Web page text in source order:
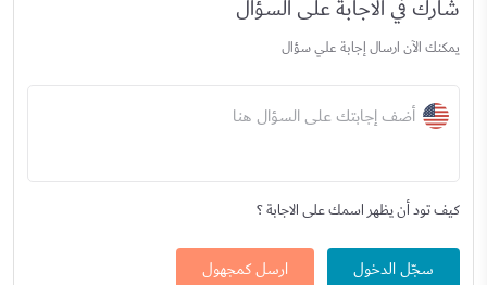
شارك في الاجابة على السؤال
يمكنك الآن ارسال إجابة علي سؤال
أضف إجابتك على السؤال هنا
كيف تود أن يظهر اسمك على الاجابة ؟
سجّل الدخول ارسل كمجهول